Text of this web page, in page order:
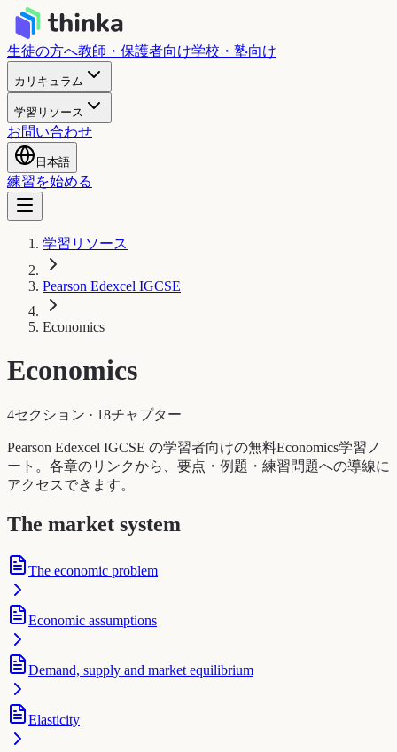
生徒の方へ教師・保護者向け学校・塾向け
カリキュラム
学習リソース
お問い合わせ
日本語
練習を始める
学習リソース
Pearson Edexcel IGCSE
Economics
Economics
4セクション · 18チャプター
Pearson Edexcel IGCSE の学習者向けの無料Economics学習ノ
ート。各章のリンクから、要点・例題・練習問題への導線に
アクセスできます。
The market system
The economic problem
Economic assumptions
Demand, supply and market equilibrium
Elasticity